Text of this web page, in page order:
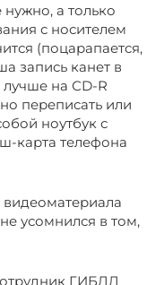
а только
с носителем
(поцарапается,
запись канет в
лучше на СD-R
переписать или
ноутбук с
карта телефона
усомнился в том,
ГИБДД